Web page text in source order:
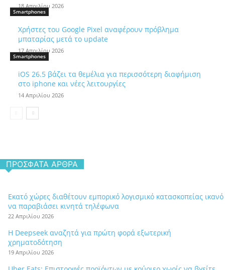
18 Απριλίου 2026
Smartphones
Χρήστες του Google Pixel αναφέρουν πρόβλημα
μπαταρίας μετά το update
17 Απριλίου 2026
Smartphones
iOS 26.5 βάζει τα θεμέλια για περισσότερη διαφήμιση
στο iphone και νέες λειτουργίες
14 Απριλίου 2026
ΠΡΌΣΦΑΤΑ ΆΡΘΡΑ
Εκατό χώρες διαθέτουν εμπορικό λογισμικό κατασκοπείας ικανό
να παραβιάσει κινητά τηλέφωνα
22 Απριλίου 2026
Η Deepseek αναζητά για πρώτη φορά εξωτερική
χρηματοδότηση
19 Απριλίου 2026